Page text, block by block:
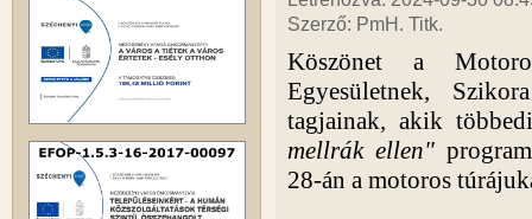
Szerző: PmH. Titk.
Köszönet a
Egyesületnek,
tagjainak, akik
mellrák ellen"
28-án a motoros